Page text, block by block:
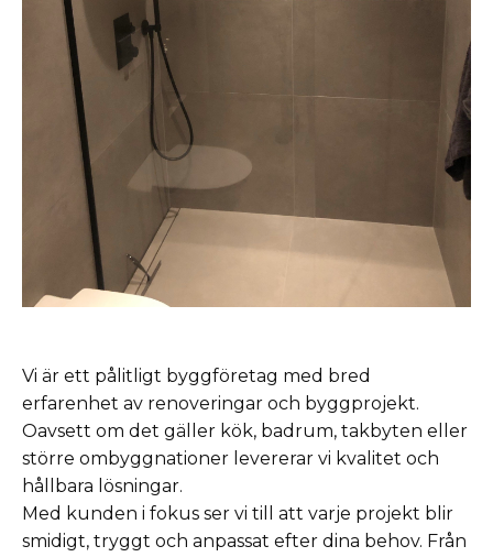
Vi är ett pålitligt byggföretag med bred
erfarenhet av renoveringar och byggprojekt.
Oavsett om det gäller kök, badrum, takbyten eller
större ombyggnationer levererar vi kvalitet och
hållbara lösningar.
Med kunden i fokus ser vi till att varje projekt blir
smidigt, tryggt och anpassat efter dina behov. Från